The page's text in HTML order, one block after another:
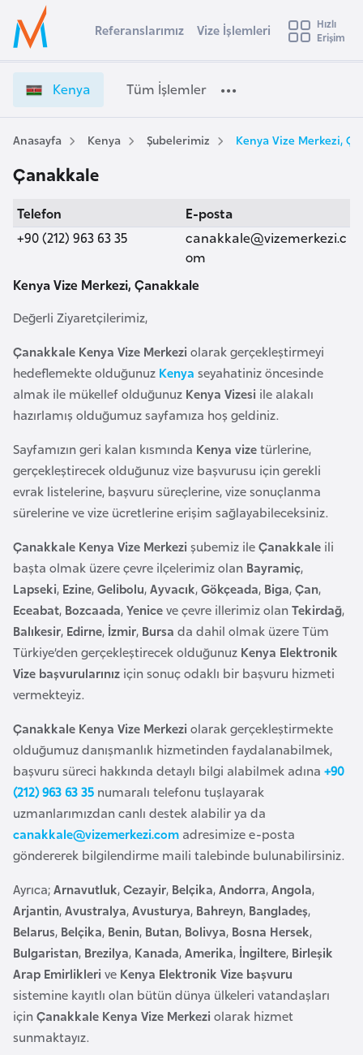
Ülke Seçimi
Başvuru yapmak istediğiniz ülkeyi seçin
Üye
Girişi
e
y
a
V
z
ş
m
l
r
i
e
t
Referanslarımız Vize İşlemleri
Hızlı
Erişim
Kenya Tüm İşlemler
Anasayfa Kenya Şubelerimiz Kenya Vize Merkezi,
Çanakkale
Telefon
+90 (212) 963 63 35
E-posta
canakkale@vizemerkezi.c
om
Kenya Vize Merkezi, Çanakkale
Değerli Ziyaretçilerimiz,
Çanakkale Kenya Vize Merkezi olarak gerçekleştirmeyi
hedeflemekte olduğunuz Kenya seyahatiniz öncesinde
almak ile mükellef olduğunuz Kenya Vizesi ile alakalı
hazırlamış olduğumuz sayfamıza hoş geldiniz.
Sayfamızın geri kalan kısmında Kenya vizetürlerine,
gerçekleştirecek olduğunuz vize başvurusu için gerekli
evrak listelerine, başvuru süreçlerine, vize sonuçlanma
sürelerine ve vize ücretlerine erişim sağlayabileceksiniz.
Çanakkale Kenya Vize Merkezi şubemiz ileÇanakkale ili
başta olmak üzere çevre ilçelerimiz olan Bayramiç,
Lapseki, Ezine,Gelibolu,Ayvacık,Gökçeada, Biga,Çan,
Eceabat, Bozcaada,Yeniceve çevre illerimiz olanTekirdağ,
Balıkesir, Edirne, İzmir, Bursa da dahil olmak üzere Tüm
Türkiye’den gerçekleştirecek olduğunuz Kenya Elektronik
Vize başvurularınız için sonuç odaklı bir başvuru hizmeti
vermekteyiz.
Çanakkale Kenya Vize Merkezi olarak gerçekleştirmekte
olduğumuz danışmanlık hizmetinden faydalanabilmek,
başvuru süreci hakkında detaylı bilgi alabilmek adına +90
(212) 963 63 35 numaralı telefonu tuşlayarak
uzmanlarımızdan canlı destek alabilir ya da
canakkale@vizemerkezi.com adresimize e-posta
göndererek bilgilendirme maili talebinde bulunabilirsiniz.
Ayrıca;Arnavutluk,Cezayir, Belçika,Andorra,Angola,
Arjantin,Avustralya,Avusturya, Bahreyn, Bangladeş,
Belarus, Belçika, Benin, Butan, Bolivya, Bosna Hersek,
Bulgaristan, Brezilya, Kanada,Amerika, İngiltere, Birleşik
Arap Emirlikleri ve Kenya Elektronik Vize başvuru
sistemine kayıtlı olan bütün dünya ülkeleri vatandaşları
içinÇanakkale Kenya Vize Merkezi olarak hizmet
sunmaktayız.
s
t
r
a
v
u
t
r
y
a
A
e
r
b
a
y
c
a
n
B
a
h
e
n
B
a
g
l
a
d
e
ş
B